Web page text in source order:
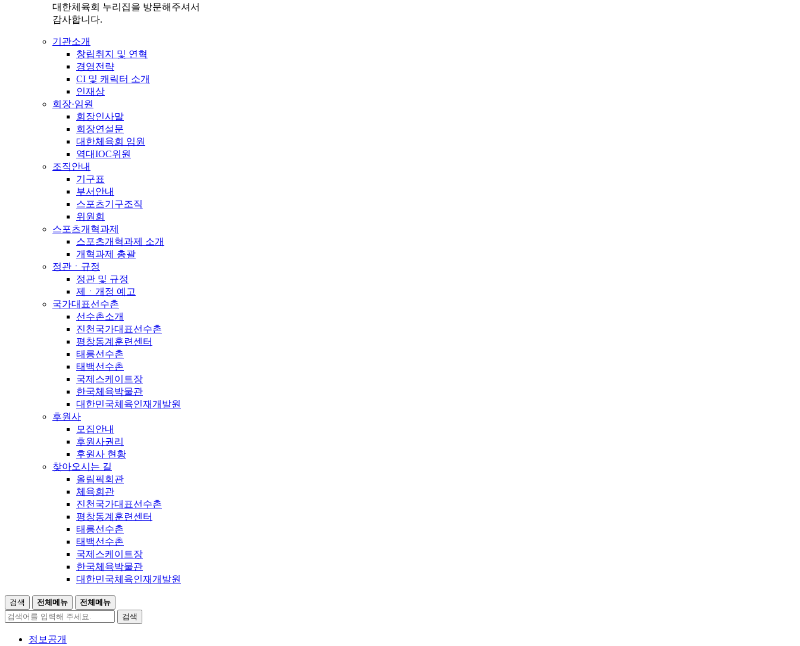
대한체육회 누리집을 방문해주셔서
감사합니다.
기관소개
창립취지 및 연혁
경영전략
CI 및 캐릭터 소개
인재상
회장·임원
회장인사말
회장연설문
대한체육회 임원
역대IOC위원
조직안내
기구표
부서안내
스포츠기구조직
위원회
스포츠개혁과제
스포츠개혁과제 소개
개혁과제 총괄
정관ㆍ규정
정관 및 규정
제ㆍ개정 예고
국가대표선수촌
선수촌소개
진천국가대표선수촌
평창동계훈련센터
태릉선수촌
태백선수촌
국제스케이트장
한국체육박물관
대한민국체육인재개발원
후원사
모집안내
후원사권리
후원사 현황
찾아오시는 길
올림픽회관
체육회관
진천국가대표선수촌
평창동계훈련센터
태릉선수촌
태백선수촌
국제스케이트장
한국체육박물관
대한민국체육인재개발원
검색 전체메뉴
전체메뉴
검색
정보공개